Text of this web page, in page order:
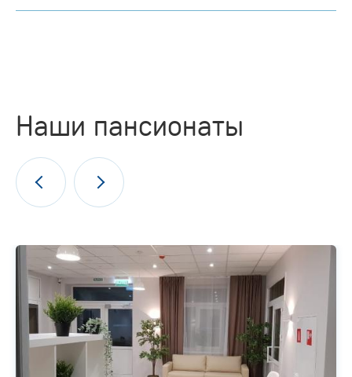
Наши пансионаты